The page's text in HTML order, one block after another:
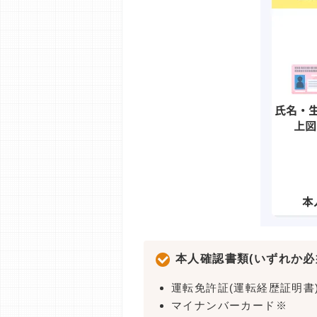
本人確認書類(いずれか
運転免許証(運転経歴証明
マイナンバーカード※